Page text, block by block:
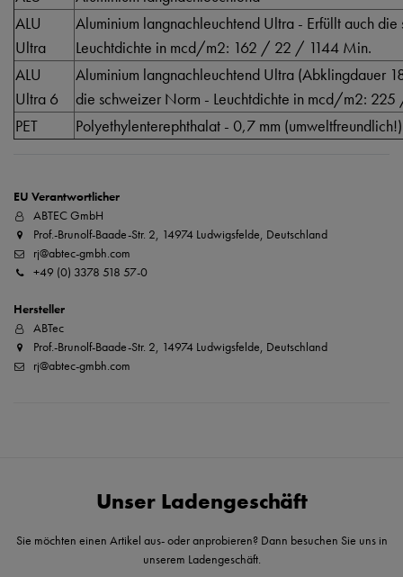
ALU
Ultra
Aluminium langnachleuchtend Ultra - Erfüllt auch
Leuchtdichte in mcd/m2: 162 / 22 / 1144 Min.
ALU
Ultra 6
Aluminium langnachleuchtend Ultra (Abklingdauer
die schweizer Norm - Leuchtdichte in mcd/m2:
PET
Polyethylenterephthalat - 0,7 mm (umweltfreundlich!)
EU Verantwortlicher
ABTEC GmbH
Prof.-Brunolf-Baade-Str. 2, 14974 Ludwigsfelde, Deutschland
rj@abtec-gmbh.com
+49 (0) 3378 518 57-0
Hersteller
ABTec
Prof.-Brunolf-Baade-Str. 2, 14974 Ludwigsfelde, Deutschland
rj@abtec-gmbh.com
Unser Ladengeschäft
Sie möchten einen Artikel aus- oder anprobieren? Dann besuchen Sie uns in
unserem Ladengeschäft.